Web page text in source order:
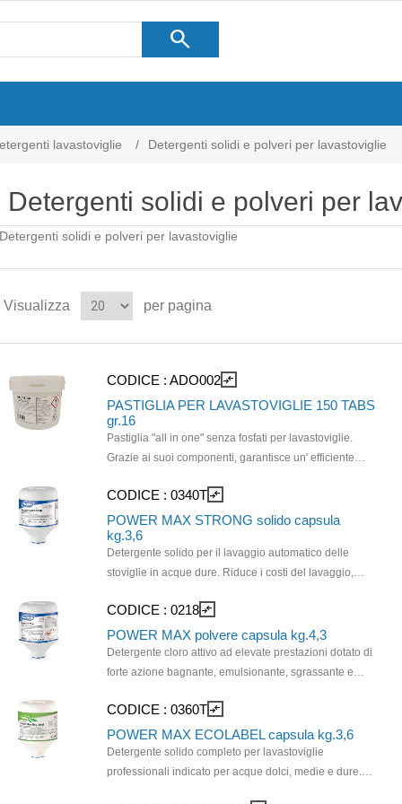
search
lavastoviglie / Detergenti solidi e polveri per lavastoviglie
Detergenti solidi e polveri per
Detergenti solidi e polveri per lavastoviglie
Visualizza per pagina
CODICE : ADO002 compare_arrows
PASTIGLIA PER LAVASTOVIGLIE 150 TABS
gr.16
Pastiglia "all in one" senza fosfati per lavastoviglie.
Grazie ai suoi componenti, garantisce un' efficiente
sulle stoviglie, protegge la macchina e rende brillante
acciaio e vetro. Grazie all’azione combinata di enzimi
ed ossigeno attivo rimuove le macchie difficili. Pastiglie
da 16 gr.
CODICE : 0340T compare_arrows
POWER MAX STRONG solido capsula
kg.3,6
Detergente solido per il lavaggio automatico delle
stoviglie in acque dure. Riduce i costi del lavaggio,
porcellana, vetro, plastica, acciaio inox, argento e leghe
di metalli dolci.
CODICE : 0218 compare_arrows
POWER MAX polvere capsula kg.4,3
Detergente cloro attivo ad elevate prestazioni dotato di
forte azione bagnante, emulsionante, sgrassante e
ed unti, incrostati ed e essicati. Indicato per acque dure
e molto dure impedisce la formazione di incrostazioni
calcaree preservando l’efficienzadelle macchine.
Consigliato per lavastoviglie di grandi dimensioni lava
CODICE : 0360T compare_arrows
POWER MAX ECOLABEL capsula kg.3,6
Detergente solido completo per lavastoviglie
professionali indicato per acque dolci, medie e dure.